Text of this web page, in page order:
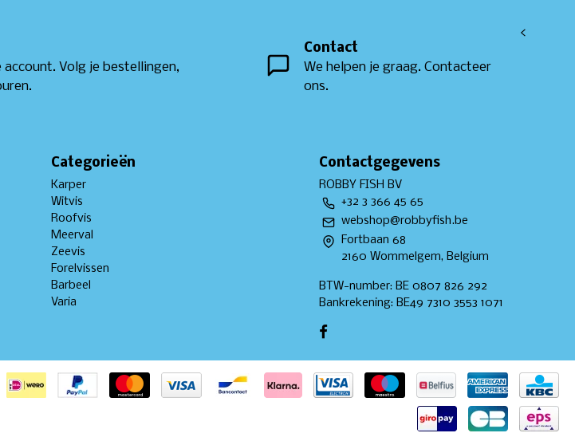
account. Volg je bestellingen,
Contact
We helpen je graag. Contacteer
ons.
<
Categorieën
Karper
Witvis
Roofvis
Meerval
Zeevis
Forelvissen
Barbeel
Varia
Contactgegevens
ROBBY FISH BV
+32 3 366 45 65
webshop@robbyfish.be
Fortbaan 68
2160 Wommelgem, Belgium
BTW-number: BE 0807 826 292
Bankrekening: BE49 7310 3553 1071